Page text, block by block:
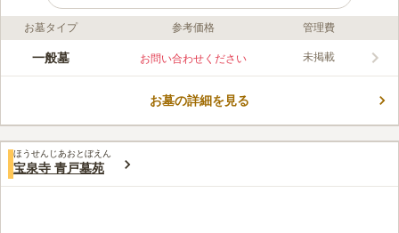
ライフドット編集部のコメント
グリーンパーク葛飾の墓域を通った奥に位置する、都内では珍し
リーンの敷石が使われた参道も美しいです。付近にはファミリー
駅」からも有料バスが出ています。
口コミ評価
みんなの評価
お墓タイプ 参考価格 管理費
一般墓 お問い合わせください 未掲載
お墓の詳細を見る
ほうせんじあおとぼえん
宝泉寺 青戸墓苑